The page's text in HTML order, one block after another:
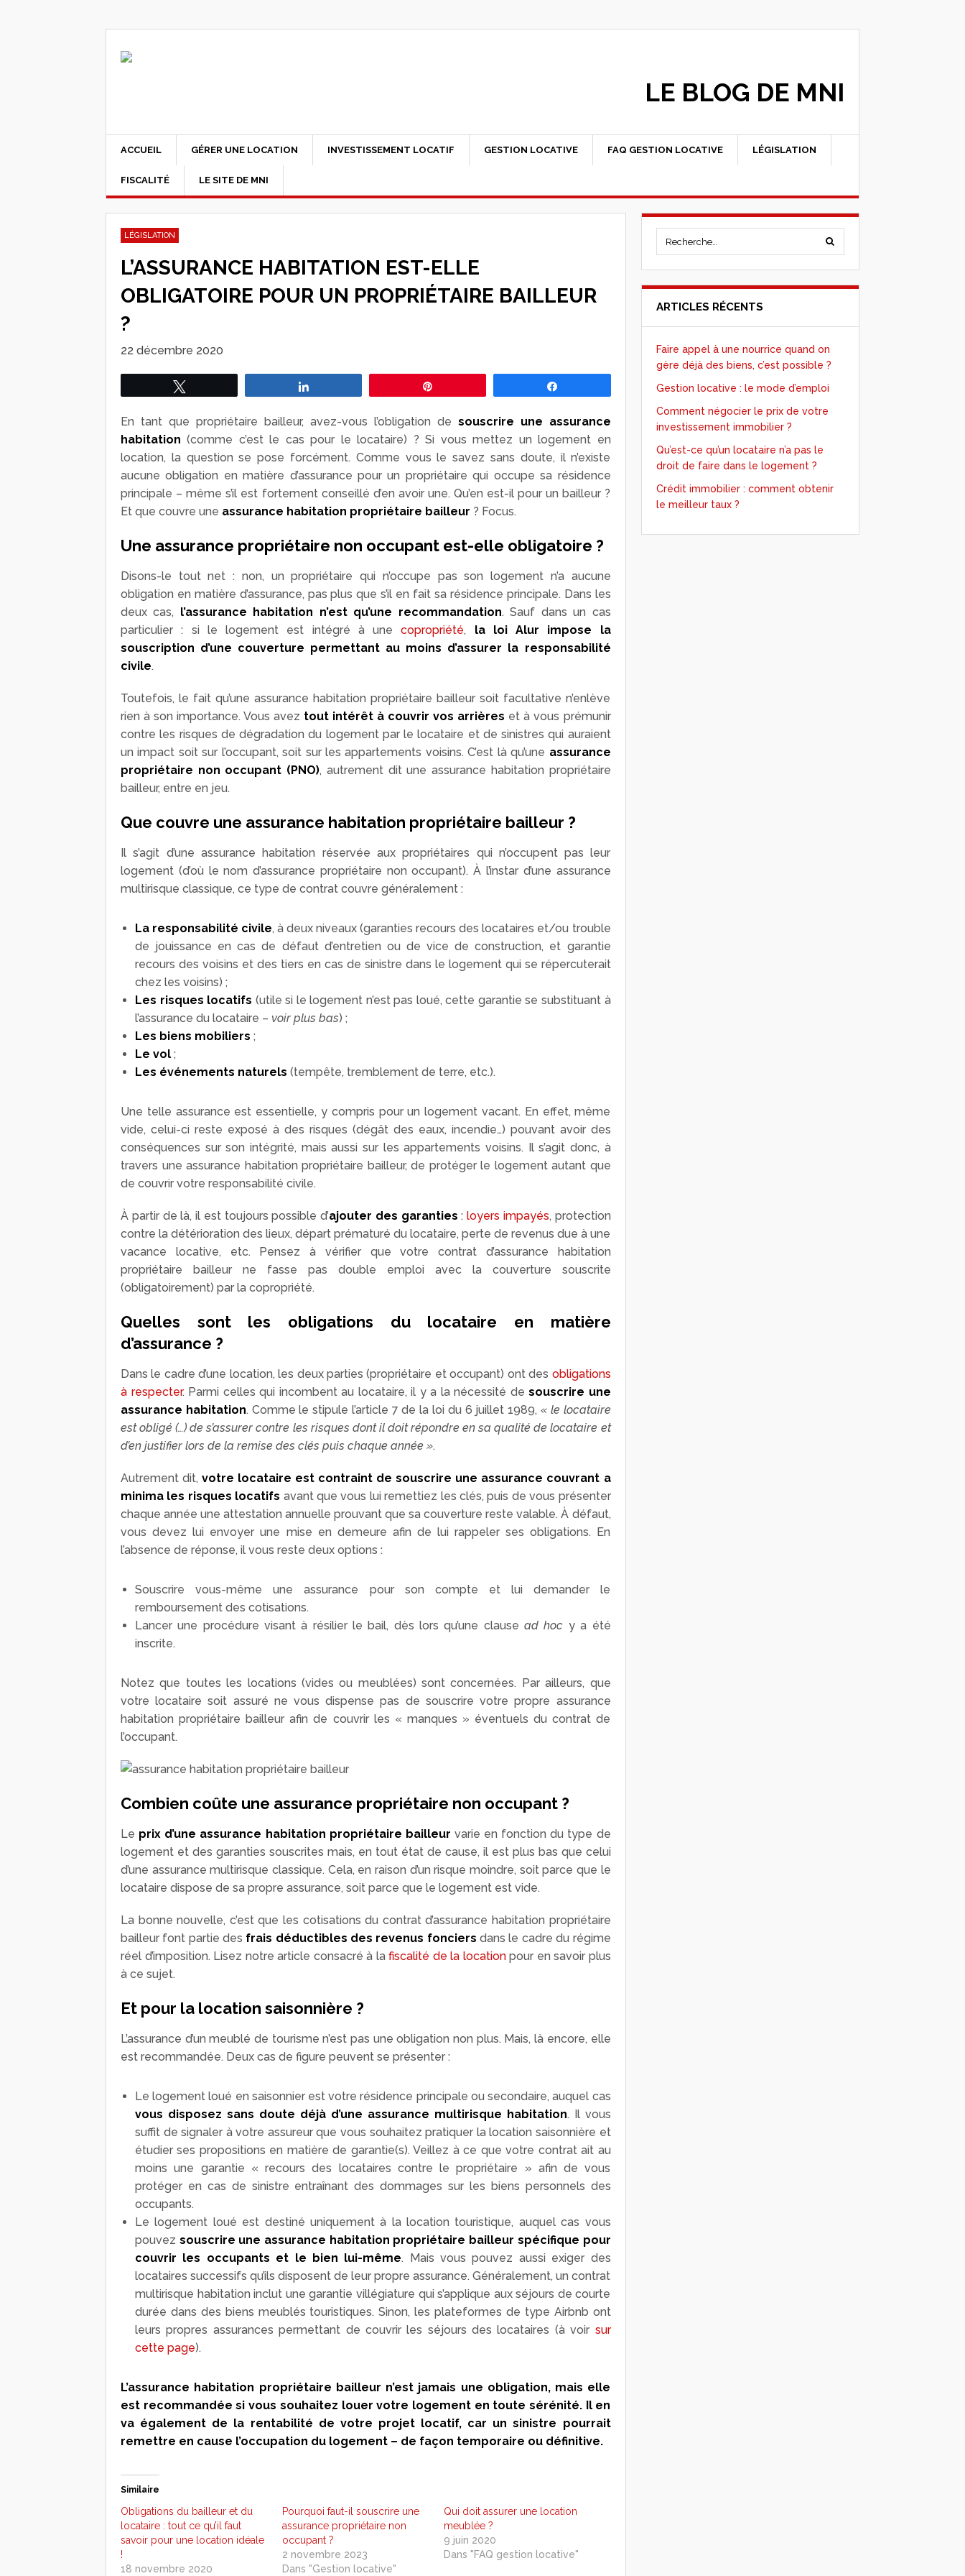
LE BLOG DE MNI
ACCUEIL GÉRER UNE LOCATION INVESTISSEMENT LOCATIF GESTION LOCATIVE FAQ GESTION LOCATIVE LÉGISLATION
FISCALITÉ LE SITE DE MNI
LÉGISLATION
L’ASSURANCE HABITATION EST-ELLE
OBLIGATOIRE POUR UN PROPRIÉTAIRE BAILLEUR
?
22 décembre 2020
En tant que propriétaire bailleur, avez-vous l’obligation de souscrire une assurance
habitation (comme c’est le cas pour le locataire) ? Si vous mettez un logement en
location, la question se pose forcément. Comme vous le savez sans doute, il n’existe
aucune obligation en matière d’assurance pour un propriétaire qui occupe sa résidence
principale – même s’il est fortement conseillé d’en avoir une. Qu’en est-il pour un bailleur ?
Et que couvre une assurance habitation propriétaire bailleur ? Focus.
Une assurance propriétaire non occupant est-elle obligatoire ?
Disons-le tout net : non, un propriétaire qui n’occupe pas son logement n’a aucune
obligation en matière d’assurance, pas plus que s’il en fait sa résidence principale. Dans les
deux cas, l’assurance habitation n’est qu’une recommandation. Sauf dans un cas
particulier : si le logement est intégré à unecopropriété, la loi Alur impose la
souscription d’une couverture permettant au moins d’assurer la responsabilité
civile.
Toutefois, le fait qu’une assurance habitation propriétaire bailleur soit facultative n’enlève
rien à son importance. Vous avez tout intérêt à couvrir vos arrières et à vous prémunir
contre les risques de dégradation du logement par le locataire et de sinistres qui auraient
un impact soit sur l’occupant, soit sur les appartements voisins. C’est là qu’une assurance
propriétaire non occupant (PNO), autrement dit une assurance habitation propriétaire
bailleur, entre en jeu.
Que couvre une assurance habitation propriétaire bailleur ?
Il s’agit d’une assurance habitation réservée aux propriétaires qui n’occupent pas leur
logement (d’où le nom d’assurance propriétaire non occupant). À l’instar d’une assurance
multirisque classique, ce type de contrat couvre généralement :
La responsabilité civile, à deux niveaux (garanties recours des locataires et/ou trouble
de jouissance en cas de défaut d’entretien ou de vice de construction, et garantie
recours des voisins et des tiers en cas de sinistre dans le logement qui se répercuterait
chez les voisins) ;
Les risques locatifs (utile si le logement n’est pas loué, cette garantie se substituant à
l’assurance du locataire – voir plus bas) ;
Les biens mobiliers ;
Le vol ;
Les événements naturels (tempête, tremblement de terre, etc.).
Une telle assurance est essentielle, y compris pour un logement vacant. En effet, même
vide, celui-ci reste exposé à des risques (dégât des eaux, incendie…) pouvant avoir des
conséquences sur son intégrité, mais aussi sur les appartements voisins. Il s’agit donc, à
travers une assurance habitation propriétaire bailleur, de protéger le logement autant que
de couvrir votre responsabilité civile.
À partir de là, il est toujours possible d’ajouter des garanties : loyers impayés, protection
contre la détérioration des lieux, départ prématuré du locataire, perte de revenus due à une
vacance locative, etc. Pensez à vérifier que votre contrat d’assurance habitation
propriétaire bailleur ne fasse pas double emploi avec la couverture souscrite
(obligatoirement) par la copropriété.
Quelles sont les obligations du locataire en matière
d’assurance ?
Dans le cadre d’une location, les deux parties (propriétaire et occupant) ont des obligations
à respecter. Parmi celles qui incombent au locataire, il y a la nécessité de souscrire une
assurance habitation. Comme le stipule l’article 7 de la loi du 6 juillet 1989, « le locataire
est obligé (…) de s’assurer contre les risques dont il doit répondre en sa qualité de locataire et
d’en justifier lors de la remise des clés puis chaque année ».
Autrement dit,votre locataire est contraint de souscrire une assurance couvrant a
minima les risques locatifs avant que vous lui remettiez les clés, puis de vous présenter
chaque année une attestation annuelle prouvant que sa couverture reste valable. À défaut,
vous devez lui envoyer une mise en demeure afin de lui rappeler ses obligations. En
l’absence de réponse, il vous reste deux options :
Souscrire vous-même une assurance pour son compte et lui demander le
remboursement des cotisations.
Lancer une procédure visant à résilier le bail, dès lors qu’une clausead hoc y a été
inscrite.
Notez que toutes les locations (vides ou meublées) sont concernées. Par ailleurs, que
votre locataire soit assuré ne vous dispense pas de souscrire votre propre assurance
habitation propriétaire bailleur afin de couvrir les « manques » éventuels du contrat de
l’occupant.
Combien coûte une assurance propriétaire non occupant ?
Le prix d’une assurance habitation propriétaire bailleur varie en fonction du type de
logement et des garanties souscrites mais, en tout état de cause, il est plus bas que celui
d’une assurance multirisque classique. Cela, en raison d’un risque moindre, soit parce que le
locataire dispose de sa propre assurance, soit parce que le logement est vide.
La bonne nouvelle, c’est que les cotisations du contrat d’assurance habitation propriétaire
bailleur font partie des frais déductibles des revenus fonciers dans le cadre du régime
réel d’imposition. Lisez notre article consacré à la fiscalité de la locationpour en savoir plus
à ce sujet.
Et pour la location saisonnière ?
L’assurance d’un meublé de tourisme n’est pas une obligation non plus. Mais, là encore, elle
est recommandée. Deux cas de figure peuvent se présenter :
Le logement loué en saisonnier est votre résidence principale ou secondaire, auquel cas
vous disposez sans doute déjà d’une assurance multirisque habitation. Il vous
suffit de signaler à votre assureur que vous souhaitez pratiquer la location saisonnière et
étudier ses propositions en matière de garantie(s). Veillez à ce que votre contrat ait au
moins une garantie « recours des locataires contre le propriétaire » afin de vous
protéger en cas de sinistre entraînant des dommages sur les biens personnels des
occupants.
Le logement loué est destiné uniquement à la location touristique, auquel cas vous
pouvez souscrire une assurance habitation propriétaire bailleur spécifique pour
couvrir les occupants et le bien lui-même. Mais vous pouvez aussi exiger des
locataires successifs qu’ils disposent de leur propre assurance. Généralement, un contrat
multirisque habitation inclut une garantie villégiature qui s’applique aux séjours de courte
durée dans des biens meublés touristiques. Sinon, les plateformes de type Airbnb ont
leurs propres assurances permettant de couvrir les séjours des locataires (à voir sur
cette page).
L’assurance habitation propriétaire bailleur n’est jamais une obligation, mais elle
est recommandée si vous souhaitez louer votre logement en toute sérénité. Il en
va également de la rentabilité de votre projet locatif, car un sinistre pourrait
remettre en cause l’occupation du logement – de façon temporaire ou définitive.
Similaire
Obligations du bailleur et du
locataire : tout ce qu’il faut
savoir pour une location idéale
!
18 novembre 2020
Pourquoi faut-il souscrire une
assurance propriétaire non
occupant ?
2 novembre 2023
Dans "Gestion locative"
Qui doit assurer une location
meublée ?
9 juin 2020
Dans "FAQ gestion locative"
ARTICLES RÉCENTS
Faire appel à une nourrice quand on
gère déjà des biens, c’est possible ?
Gestion locative : le mode d’emploi
Comment négocier le prix de votre
investissement immobilier ?
Qu’est-ce qu’un locataire n’a pas le
droit de faire dans le logement ?
Crédit immobilier : comment obtenir
le meilleur taux ?